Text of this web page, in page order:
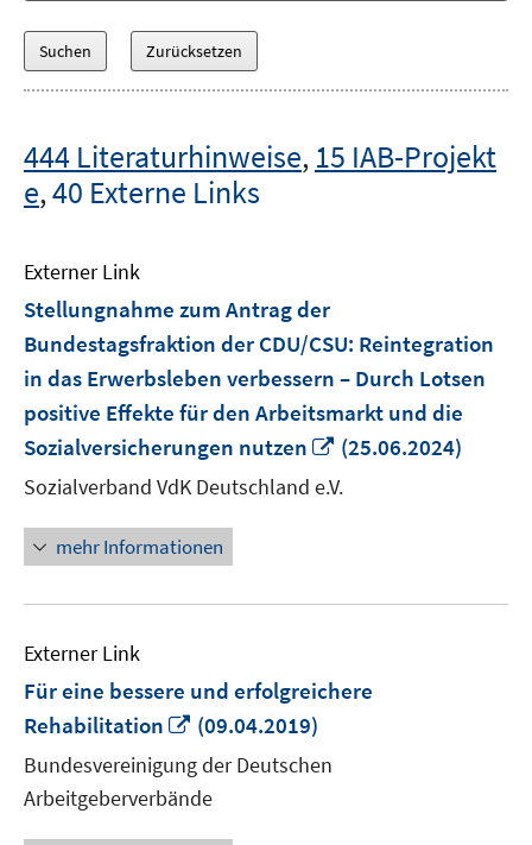
444 Literaturhinweise, 15 IAB-Projekt
e,40 Externe Links
Externer Link
Stellungnahme zum Antrag der
Bundestagsfraktion der CDU/CSU: Reintegration
in das Erwerbsleben verbessern – Durch Lotsen
positive Effekte für den Arbeitsmarkt und die
Sozialversicherungen nutzen
In
Fenster
(25.06.2024)
Sozialverband VdK Deutschland e.V.
mehr Informationen
Externer Link
Für eine bessere und erfolgreichere
Rehabilitation
In
neuem
Fenster
öffnen
(09.04.2019)
Bundesvereinigung der Deutschen
Arbeitgeberverbände